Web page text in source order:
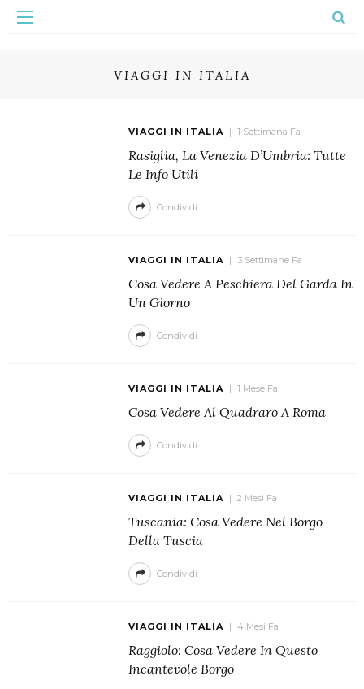
VIAGGI IN ITALIA
VIAGGI IN ITALIA 1 Settimana Fa
Rasiglia, La Venezia D’Umbria: Tutte
Le Info Utili
Condividi
VIAGGI IN ITALIA 3 Settimane Fa
Cosa Vedere A Peschiera Del Garda In
Un Giorno
Condividi
VIAGGI IN ITALIA 1 Mese Fa
Cosa Vedere Al Quadraro A Roma
Condividi
VIAGGI IN ITALIA 2 Mesi Fa
Tuscania: Cosa Vedere Nel Borgo
Della Tuscia
Condividi
VIAGGI IN ITALIA 4 Mesi Fa
Raggiolo: Cosa Vedere In Questo
Incantevole Borgo